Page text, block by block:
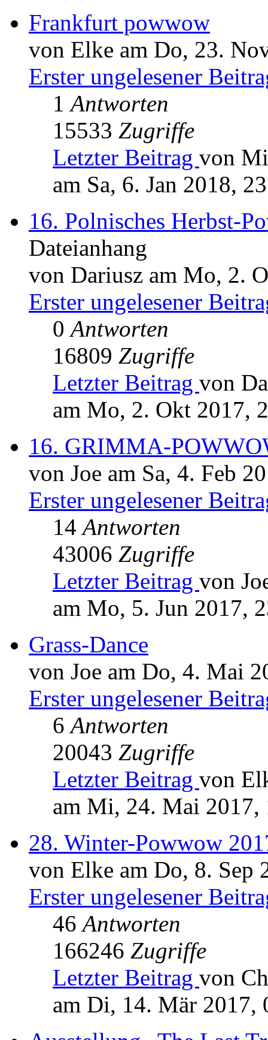
Frankfurt powwow
von Elke am Do, 23.
Erster ungelesener
1Antworten
15533 Zugriffe
Letzter Beitrag von
am Sa, 6. Jan 2018,
16. Polnisches Herbst-
Dateianhang
von Dariusz am Mo, 2.
Erster ungelesener
0Antworten
16809 Zugriffe
Letzter Beitrag von
am Mo, 2. Okt 2017,
16. GRIMMA-
von Joe am Sa, 4. Feb
Erster ungelesener
14Antworten
43006 Zugriffe
Letzter Beitrag von
am Mo, 5. Jun 2017,
Grass-Dance
von Joe am Do, 4. Mai
Erster ungelesener
6Antworten
20043 Zugriffe
Letzter Beitrag von
am Mi, 24. Mai 2017,
28. Winter-Powwow
von Elke am Do, 8. Sep
Erster ungelesener
46Antworten
166246 Zugriffe
Letzter Beitrag von
am Di, 14. Mär 2017,